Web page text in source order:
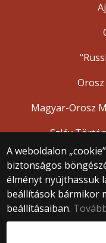
A weboldalon
biztonságos
élményt nyújthassuk
beállítások bármikor
beállításaiban.
Magyar-Orosz
Szláv
© 2025
1053
Központi